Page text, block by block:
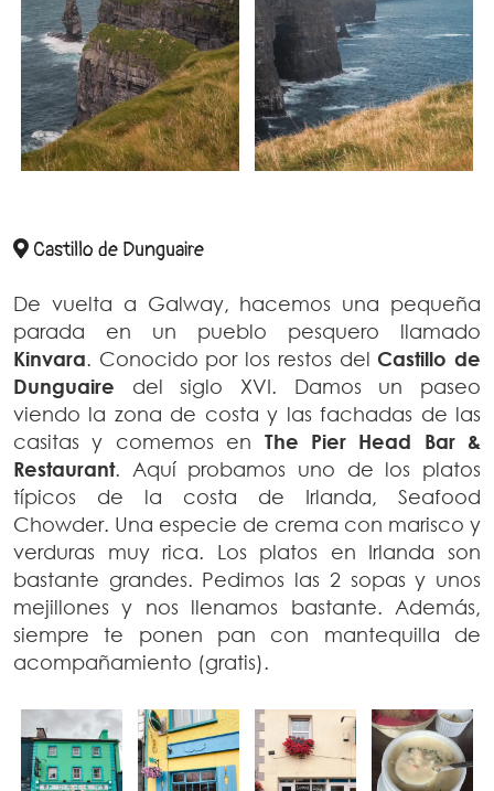
Castillo de Dunguaire
De vuelta a Galway, hacemos una pequeña
parada en un pueblo pesquero llamado
Kinvara. Conocido por los restos delCastillo de
Dunguaire del siglo XVI. Damos un paseo
viendo la zona de costa y las fachadas de las
casitas y comemos en The Pier Head Bar &
Restaurant. Aquí probamos uno de los platos
típicos de la costa de Irlanda, Seafood
Chowder. Una especie de crema con marisco y
verduras muy rica. Los platos en Irlanda son
bastante grandes. Pedimos las 2 sopas y unos
mejillones y nos llenamos bastante. Además,
siempre te ponen pan con mantequilla de
acompañamiento (gratis).